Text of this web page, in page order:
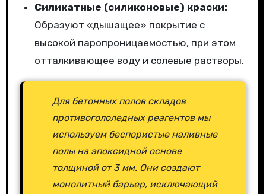
Силикатные (силиконовые) краски:
Образуют «дышащее» покрытие с
высокой паропроницаемостью, при этом
отталкивающее воду и солевые растворы.
Для бетонных полов складов
противогололедных реагентов мы
используем беспористые наливные
полы на эпоксидной основе
толщиной от 3 мм. Они создают
монолитный барьер, исключающий